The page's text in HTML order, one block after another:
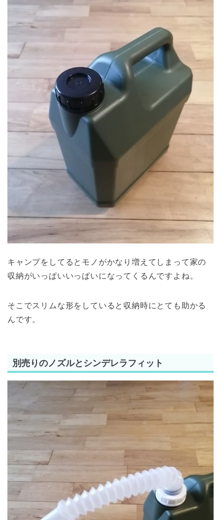
キャンプをしてるとモノがかなり増えてしまって家の
収納がいっぱいいっぱいになってくるんですよね。
そこでスリムな形をしていると収納時にとても助かる
んです。
別売りのノズルとシンデレラフィット